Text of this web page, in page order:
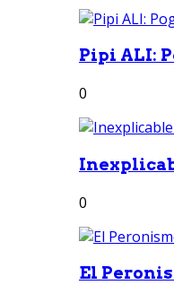
Pipi ALI:
0
0
El